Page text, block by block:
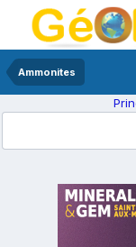
Ammonites